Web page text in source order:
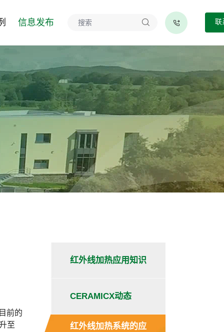
信息发布 联
前的
至
红外线加热应用知识
CERAMICX动态
红外线加热系统的应